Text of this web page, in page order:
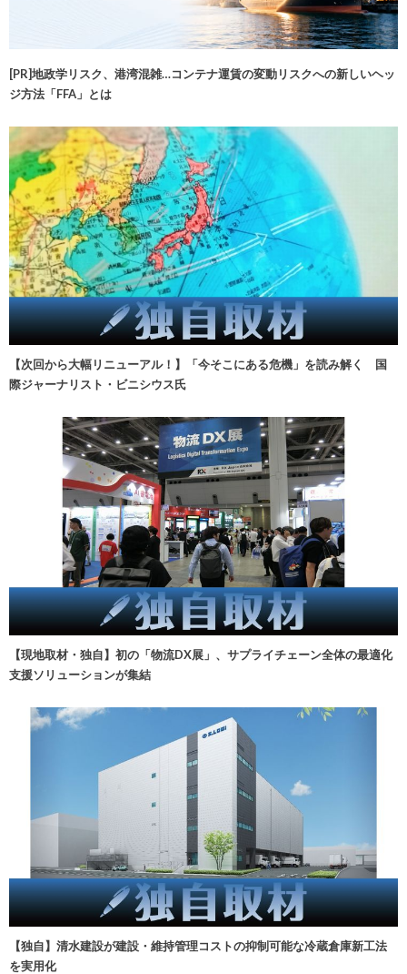
[PR]地政学リスク、港湾混雑…コンテナ運賃の変動リスクへの新しいヘッ
ジ方法「FFA」とは
【次回から大幅リニューアル！】「今そこにある危機」を読み解く 国
際ジャーナリスト・ビニシウス氏
【現地取材・独自】初の「物流DX展」、サプライチェーン全体の最適化
支援ソリューションが集結
【独自】清水建設が建設・維持管理コストの抑制可能な冷蔵倉庫新工法
を実用化